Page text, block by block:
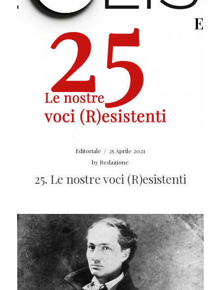
Editoriale / 25 Aprile 2021
by Redazione
25. Le nostre voci (R)esistenti